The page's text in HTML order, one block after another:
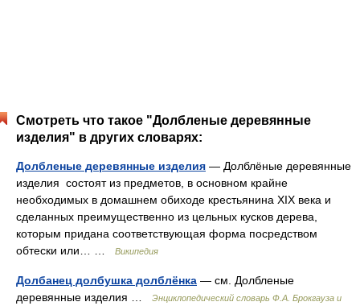
Смотреть что такое "Долбленые деревянные
изделия" в других словарях:
Долбленые деревянные изделия — Долблёные деревянные
изделия состоят из предметов, в основном крайне
необходимых в домашнем обиходе крестьянина XIX века и
сделанных преимущественно из цельных кусков дерева,
которым придана соответствующая форма посредством
обтески или… …
Википедия
Долбанец долбушка долблёнка — см. Долбленые
деревянные изделия …
Энциклопедический словарь Ф.А. Брокгауза и